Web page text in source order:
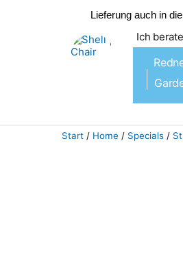
Lieferung auch in
Ich
Start / Home / Specials /